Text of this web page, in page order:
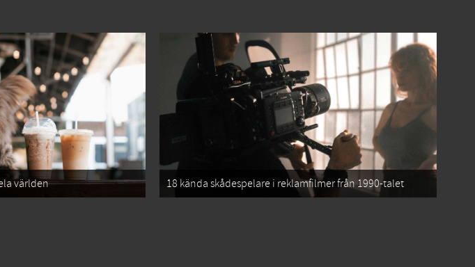
världen 18 kända skådespelare i reklamfilmer från 1990-talet